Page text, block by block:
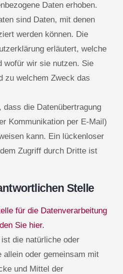
Daten erhoben.
sind Daten, mit denen
werden können. Die
erläutert, welche
wofür wir sie nutzen. Sie
zu welchem Zweck das
die Datenübertragung
Kommunikation per E-Mail)
kann. Ein lückenloser
Zugriff durch Dritte ist
Stelle
für die Datenverarbeitung
Sie hier.
die natürliche oder
oder gemeinsam mit
und Mittel der